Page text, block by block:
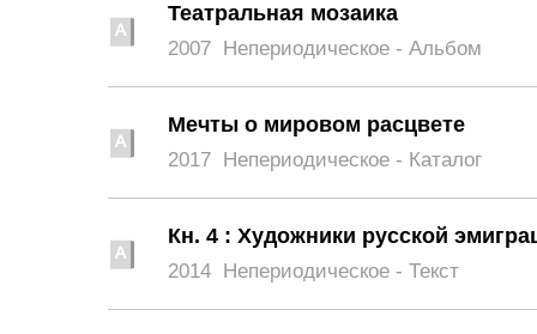
Театральная мозаика
2007 Непериодическое - Альбом
Мечты о мировом расцвете
2017 Непериодическое - Каталог
Кн. 4 : Художники русской
2014 Непериодическое - Текст